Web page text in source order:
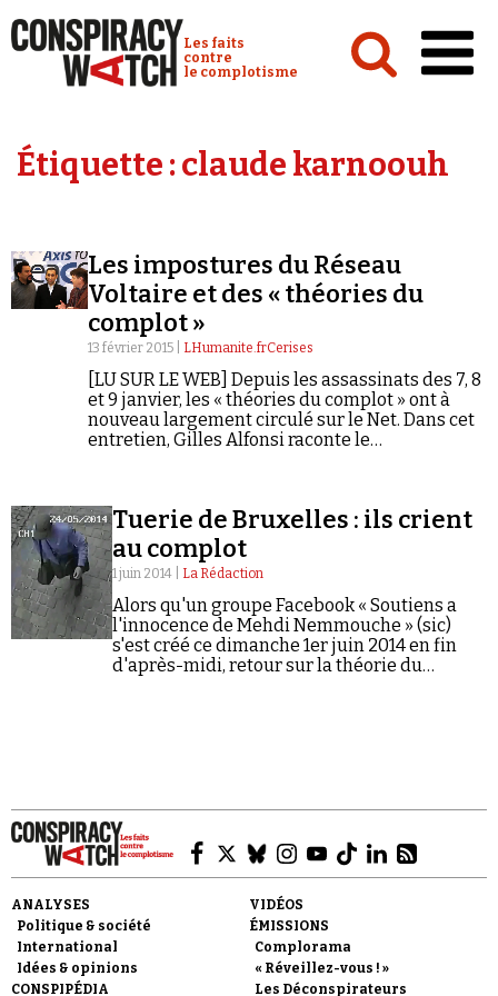
Conspiracy Watch :
Les faits
contre
le complotisme
Analyses
Vidéos
Émissions
Revues de presse
Faire un don
Étiquette :claude karnoouh
Les impostures du Réseau
Voltaire et des « théories du
complot »
13 février 2015 | LHumanite.frCerises
[LU SUR LE WEB] Depuis les assassinats des 7, 8
et 9 janvier, les « théories du complot » ont à
nouveau largement circulé sur le Net. Dans cet
entretien, Gilles Alfonsi raconte le
Tuerie de Bruxelles : ils crient
au complot
1 juin 2014 | La Rédaction
Alors qu'un groupe Facebook « Soutiens a
l'innocence de Mehdi Nemmouche » (sic)
s'est créé ce dimanche 1er juin 2014 en fin
d'après-midi, retour sur la théorie du
ANALYSES
Politique & société
International
Idées & opinions
CONSPIPÉDIA
VIDÉOS
ÉMISSIONS
Complorama
« Réveillez-vous ! »
Les Déconspirateurs